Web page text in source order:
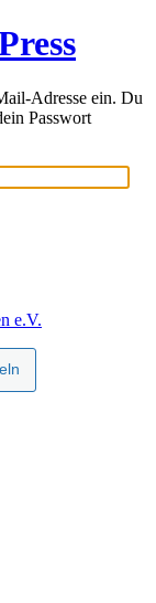
Adresse ein. Du
Passwort
e.V.